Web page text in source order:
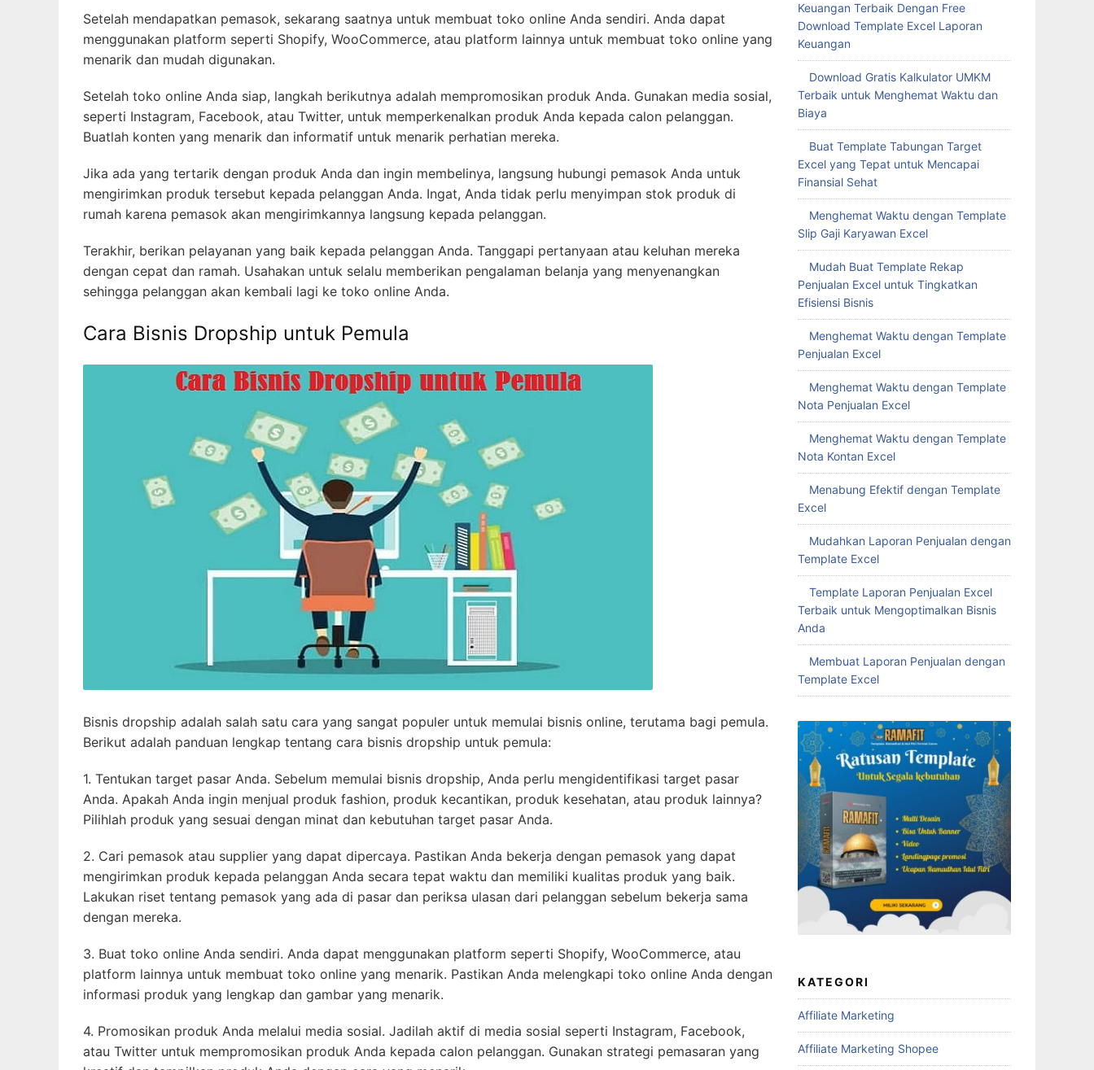
Setelah mendapatkan pemasok, sekarang saatnya untuk membuat toko online Anda sendiri. Anda dapat
menggunakan platform seperti Shopify, WooCommerce, atau platform lainnya untuk membuat toko online yang
menarik dan mudah digunakan.
Setelah toko online Anda siap, langkah berikutnya adalah mempromosikan produk Anda. Gunakan media sosial,
seperti Instagram, Facebook, atau Twitter, untuk memperkenalkan produk Anda kepada calon pelanggan.
Buatlah konten yang menarik dan informatif untuk menarik perhatian mereka.
Jika ada yang tertarik dengan produk Anda dan ingin membelinya, langsung hubungi pemasok Anda untuk
mengirimkan produk tersebut kepada pelanggan Anda. Ingat, Anda tidak perlu menyimpan stok produk di
rumah karena pemasok akan mengirimkannya langsung kepada pelanggan.
Terakhir, berikan pelayanan yang baik kepada pelanggan Anda. Tanggapi pertanyaan atau keluhan mereka
dengan cepat dan ramah. Usahakan untuk selalu memberikan pengalaman belanja yang menyenangkan
sehingga pelanggan akan kembali lagi ke toko online Anda.
Cara Bisnis Dropship untuk Pemula
Bisnis dropship adalah salah satu cara yang sangat populer untuk memulai bisnis online, terutama bagi pemula.
Berikut adalah panduan lengkap tentang cara bisnis dropship untuk pemula:
1. Tentukan target pasar Anda. Sebelum memulai bisnis dropship, Anda perlu mengidentifikasi target pasar
Anda. Apakah Anda ingin menjual produk fashion, produk kecantikan, produk kesehatan, atau produk lainnya?
Pilihlah produk yang sesuai dengan minat dan kebutuhan target pasar Anda.
2. Cari pemasok atau supplier yang dapat dipercaya. Pastikan Anda bekerja dengan pemasok yang dapat
mengirimkan produk kepada pelanggan Anda secara tepat waktu dan memiliki kualitas produk yang baik.
Lakukan riset tentang pemasok yang ada di pasar dan periksa ulasan dari pelanggan sebelum bekerja sama
dengan mereka.
3. Buat toko online Anda sendiri. Anda dapat menggunakan platform seperti Shopify, WooCommerce, atau
platform lainnya untuk membuat toko online yang menarik. Pastikan Anda melengkapi toko online Anda dengan
informasi produk yang lengkap dan gambar yang menarik.
4. Promosikan produk Anda melalui media sosial. Jadilah aktif di media sosial seperti Instagram, Facebook,
atau Twitter untuk mempromosikan produk Anda kepada calon pelanggan. Gunakan strategi pemasaran yang
Keuangan Terbaik Dengan Free
Download Template Excel Laporan
Keuangan
Download Gratis Kalkulator UMKM
Terbaik untuk Menghemat Waktu dan
Biaya
Buat Template Tabungan Target
Excel yang Tepat untuk Mencapai
Finansial Sehat
Menghemat Waktu dengan Template
Slip Gaji Karyawan Excel
Mudah Buat Template Rekap
Penjualan Excel untuk Tingkatkan
Efisiensi Bisnis
Menghemat Waktu dengan Template
Penjualan Excel
Menghemat Waktu dengan Template
Nota Penjualan Excel
Menghemat Waktu dengan Template
Nota Kontan Excel
Menabung Efektif dengan Template
Excel
Mudahkan Laporan Penjualan dengan
Template Excel
Template Laporan Penjualan Excel
Terbaik untuk Mengoptimalkan Bisnis
Anda
Membuat Laporan Penjualan dengan
Template Excel
KATEGORI
Affiliate Marketing
Affiliate Marketing Shopee